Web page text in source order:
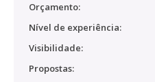
Orçamento:
Nível de experiência:
Visibilidade:
Propostas: